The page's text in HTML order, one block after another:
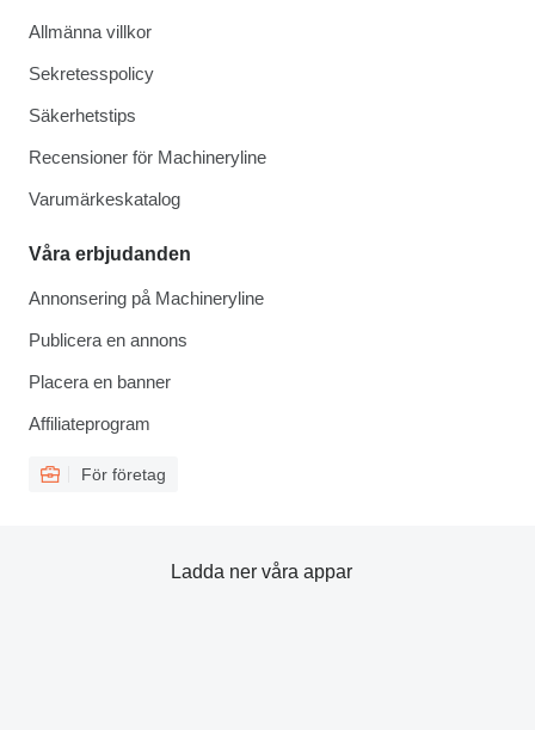
Allmänna villkor
Sekretesspolicy
Säkerhetstips
Recensioner för Machineryline
Varumärkeskatalog
Våra erbjudanden
Annonsering på Machineryline
Publicera en annons
Placera en banner
Affiliateprogram
För företag
Ladda ner våra appar